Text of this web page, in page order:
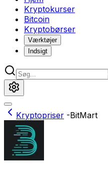
Kryptokurser
Bitcoin
Kryptobørser
Værktøjer
Indsigt
Kryptopriser -BitMart